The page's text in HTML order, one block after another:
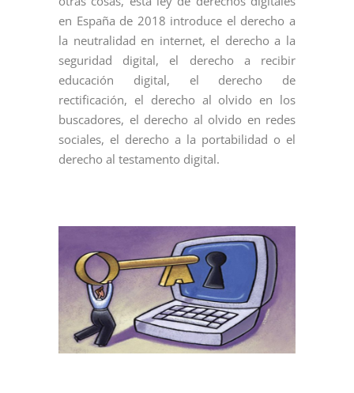
en España de 2018 introduce el derecho a
la neutralidad en internet, el derecho a la
seguridad digital, el derecho a recibir
educación digital, el derecho de
rectificación, el derecho al olvido en los
buscadores, el derecho al olvido en redes
sociales, el derecho a la portabilidad o el
derecho al testamento digital.